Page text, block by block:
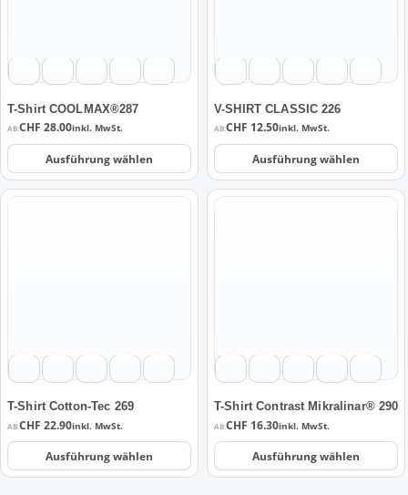
T-Shirt COOLMAX®287
AB:CHF 28.00inkl. MwSt.
Ausführung wählen
können
auf
der
Produktseite
gewählt
werden
V-SHIRT CLASSIC 226
AB:CHF 12.50inkl. MwSt.
Ausführung wählen
können
auf
der
Produktseite
gewählt
werden
T-Shirt Cotton-Tec 269
AB:CHF 22.90inkl. MwSt.
Ausführung wählen
können
auf
der
Produktseite
gewählt
werden
T-Shirt Contrast Mikralinar® 290
AB:CHF 16.30inkl. MwSt.
Ausführung wählen
können
auf
der
Produktseite
gewählt
werden